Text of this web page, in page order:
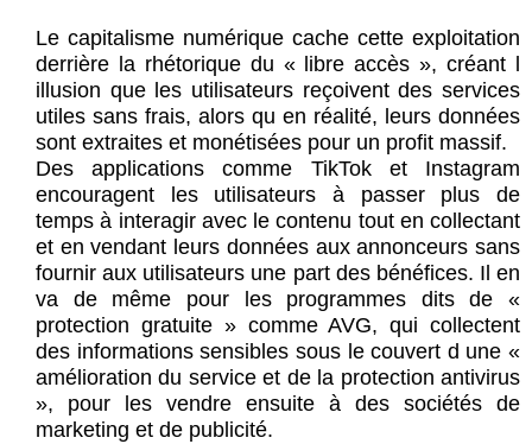
Le capitalisme numérique cache cette exploitation
derrière la rhétorique du « libre accès », créant l
illusion que les utilisateurs reçoivent des services
utiles sans frais, alors qu en réalité, leurs données
sont extraites et monétisées pour un profit massif.
Des applications comme TikTok et Instagram
encouragent les utilisateurs à passer plus de
temps à interagir avec le contenu tout en collectant
et en vendant leurs données aux annonceurs sans
fournir aux utilisateurs une part des bénéfices. Il en
va de même pour les programmes dits de «
protection gratuite » comme AVG, qui collectent
des informations sensibles sous le couvert d une «
amélioration du service et de la protection antivirus
», pour les vendre ensuite à des sociétés de
marketing et de publicité.